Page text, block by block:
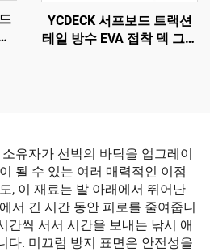
YCDECK 서프보드 트랙션
테일 방수 EVA 접착 덱 그립
유자가 선박의 바닥을 업그레이
될 수 있는 여러 매력적인 이점
, 이 재료는 발 아래에서 뛰어난
서 긴 시간 동안 피로를 줄여줍니
간씩 서서 시간을 보내는 낚시 애
다. 미끄럼 방지 표면은 안전성을